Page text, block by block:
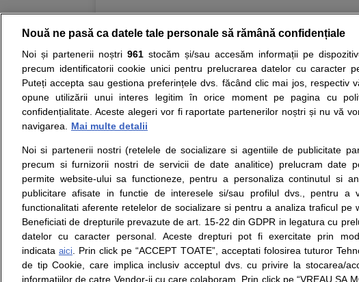
Resurse: Autoevaluare simptome Interpretare analize
Opiniile avizate ale medicilor, sfaturile si orice alte informatii
nici diagnosticul stabilit in urma investigatiilor si analizelor
ii punem la dispozitie pentru programare in sistemul de
Despre noi
Despre noi
Contact
Intrebari frecvente
Consultanti
medicali
Legal
Termeni si conditii
Politica de
confidentialitate
Politica de cookie
Modifica Setarile Cookie
Info
© Copyright © 2005 - 2026
Nouă ne pasă ca datele tale personale să rămână confidențiale
Noi și partenerii noștri 961stocăm și/sau accesăm informații pe
precum identificatorii cookie unici pentru prelucrarea datelor cu caracter
Puteți accepta sau gestiona preferințele dvs. făcând clic mai jos, respectiv
opune utilizării unui interes legitim în orice moment pe pagina cu
confidențialitate. Aceste alegeri vor fi raportate partenerilor noștri și nu vă
navigarea.
Mai multe detalii
Noi si partenerii nostri (retelele de socializare si agentiile de publicitate
precum si furnizorii nostri de servicii de date analitice) prelucram date
permite website-ului sa functioneze, pentru a personaliza continutul si
publicitare afisate in functie de interesele si/sau profilul dvs., pentru a
functionalitati aferente retelelor de socializare si pentru a analiza traficul pe
Beneficiati de drepturile prevazute de art. 15-22 din GDPR in legatura cu
datelor cu caracter personal. Aceste drepturi pot fi exercitate prin
indicata aici. Prin click pe “ACCEPT TOATE”, acceptati folosirea tuturor
de tip Cookie, care implica inclusiv acceptul dvs. cu privire la stocarea/
informatiilor de catre Vendor-ii cu care colaboram. Prin click pe “VREAU SA